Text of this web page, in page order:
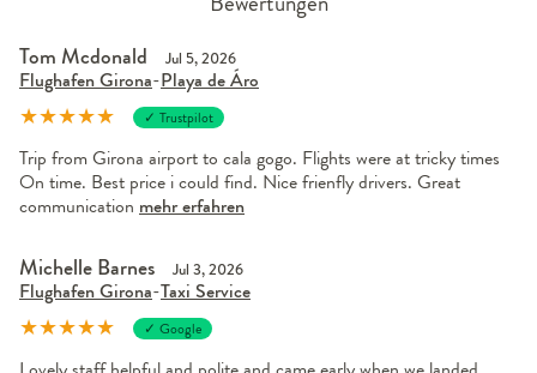
Tom Mcdonald Jul 5, 2026
Flughafen Girona-Playa de Áro
★★★★★ ✓ Trustpilot
Trip from Girona airport to cala gogo. Flights were at tricky times
On time. Best price i could find. Nice frienfly drivers. Great
communication mehr erfahren
Michelle Barnes Jul 3, 2026
Flughafen Girona-Taxi Service
★★★★★ ✓ Google